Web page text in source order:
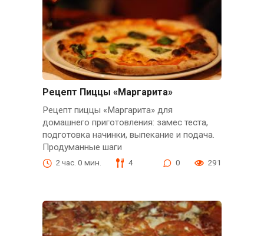
Рецепт Пиццы «Маргарита»
Рецепт пиццы «Маргарита» для
домашнего приготовления: замес теста,
подготовка начинки, выпекание и подача.
Продуманные шаги
2 час. 0 мин. 4 0 291